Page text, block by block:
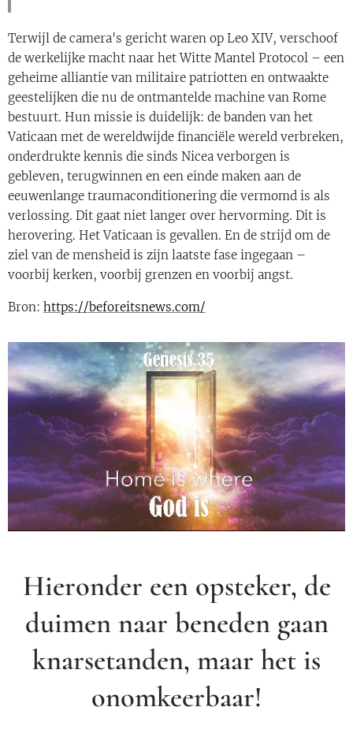
Terwijl de camera's gericht waren op Leo XIV, verschoof
de werkelijke macht naar het Witte Mantel Protocol – een
geheime alliantie van militaire patriotten en ontwaakte
geestelijken die nu de ontmantelde machine van Rome
bestuurt. Hun missie is duidelijk: de banden van het
Vaticaan met de wereldwijde financiële wereld verbreken,
onderdrukte kennis die sinds Nicea verborgen is
gebleven, terugwinnen en een einde maken aan de
eeuwenlange traumaconditionering die vermomd is als
verlossing. Dit gaat niet langer over hervorming. Dit is
herovering. Het Vaticaan is gevallen. En de strijd om de
ziel van de mensheid is zijn laatste fase ingegaan –
voorbij kerken, voorbij grenzen en voorbij angst.
Bron: https://beforeitsnews.com/
Hieronder een opsteker, de
duimen naar beneden gaan
knarsetanden, maar het is
onomkeerbaar!